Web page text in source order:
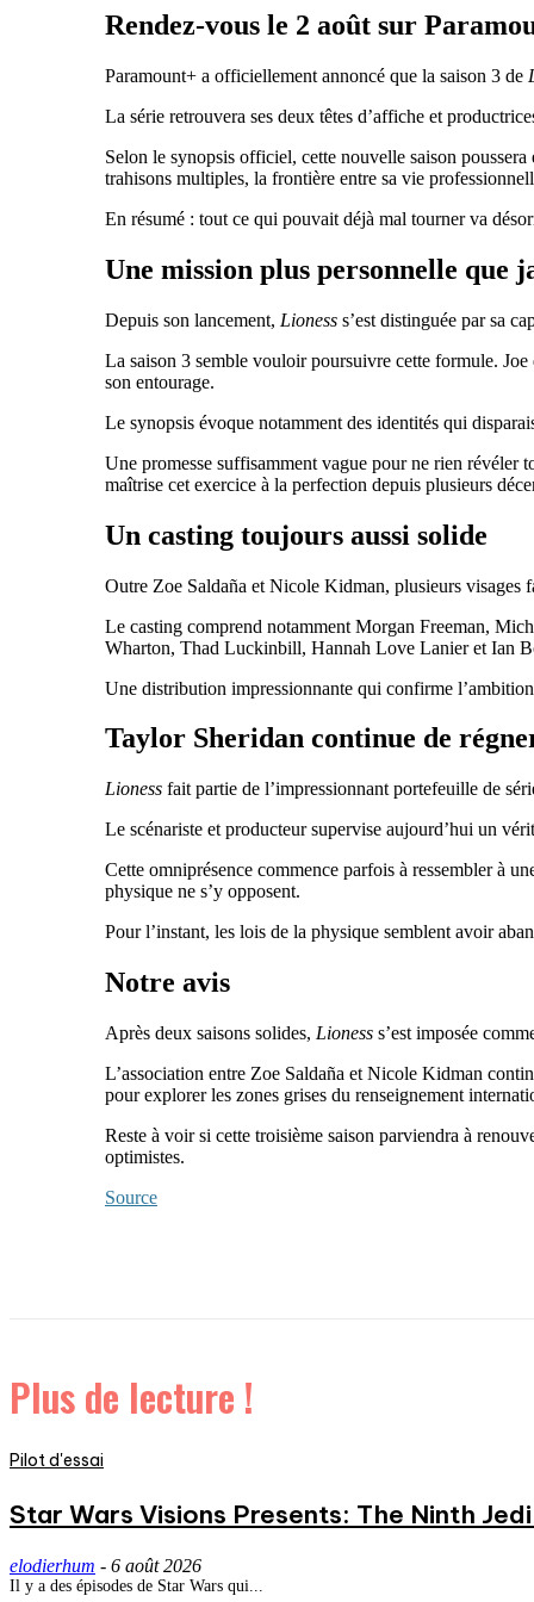
Rendez-vous le 2 août sur
Paramount+ a officiellement annoncé que la saison 3 de
La série retrouvera ses deux têtes d’affiche et
Selon le synopsis officiel, cette nouvelle saison
trahisons multiples, la frontière entre sa vie
En résumé : tout ce qui pouvait déjà mal tourner va
Une mission plus personnelle que
Depuis son lancement, Lioness s’est distinguée par sa
La saison 3 semble vouloir poursuivre cette formule. Joe
son entourage.
Le synopsis évoque notamment des identités qui
Une promesse suffisamment vague pour ne rien révéler
maîtrise cet exercice à la perfection depuis plusieurs
Un casting toujours aussi solide
Outre Zoe Saldaña et Nicole Kidman, plusieurs visages
Le casting comprend notamment Morgan Freeman,
Wharton, Thad Luckinbill, Hannah Love Lanier et Ian
Une distribution impressionnante qui confirme
Taylor Sheridan continue de
Lioness fait partie de l’impressionnant portefeuille de
Le scénariste et producteur supervise aujourd’hui un
Cette omniprésence commence parfois à ressembler à
physique ne s’y opposent.
Pour l’instant, les lois de la physique semblent avoir
Notre avis
Après deux saisons solides, Lioness s’est imposée
L’association entre Zoe Saldaña et Nicole Kidman
pour explorer les zones grises du renseignement
Reste à voir si cette troisième saison parviendra à
optimistes.
Source
Plus de lecture !
Pilot d'essai
Star Wars Visions Presents: The Ninth
elodierhum - 6 août 2026
Il y a des épisodes de Star Wars qui...